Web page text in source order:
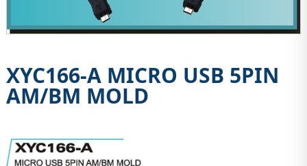
XYC166-A MICRO USB 5PIN
AM/BM MOLD